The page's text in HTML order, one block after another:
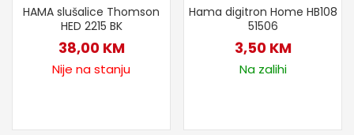
HAMA slušalice Thomson
HED 2215 BK
38,00 KM
Nije na stanju
Hama digitron Home HB108
51506
3,50 KM
Na zalihi